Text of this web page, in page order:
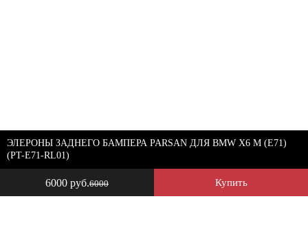
6000 руб.6000 Купить
ЭЛЕРОНЫ ЗАДНЕГО БАМПЕРА PARSAN ДЛЯ BMW X6 M (E71)
(PT-E71-RL01)